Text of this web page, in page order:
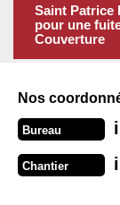
Saint Patrice
pour une
Couverture
Nos
Bureau
Chantier